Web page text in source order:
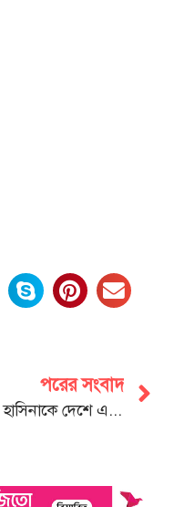
পরের সংবাদ
শেখ হাসিনাকে দেশে এনে দ্রুত বিচার করতে হবে: দীপ্তি